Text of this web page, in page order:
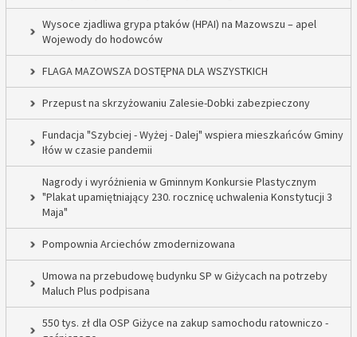
Wysoce zjadliwa grypa ptaków (HPAI) na Mazowszu – apel
Wojewody do hodowców
FLAGA MAZOWSZA DOSTĘPNA DLA WSZYSTKICH
Przepust na skrzyżowaniu Zalesie-Dobki zabezpieczony
Fundacja "Szybciej - Wyżej - Dalej" wspiera mieszkańców Gminy
Iłów w czasie pandemii
Nagrody i wyróżnienia w Gminnym Konkursie Plastycznym
"Plakat upamiętniający 230. rocznicę uchwalenia Konstytucji 3
Maja"
Pompownia Arciechów zmodernizowana
Umowa na przebudowę budynku SP w Giżycach na potrzeby
Maluch Plus podpisana
550 tys. zł dla OSP Giżyce na zakup samochodu ratowniczo -